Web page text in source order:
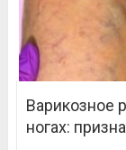
Варикозное
ногах: